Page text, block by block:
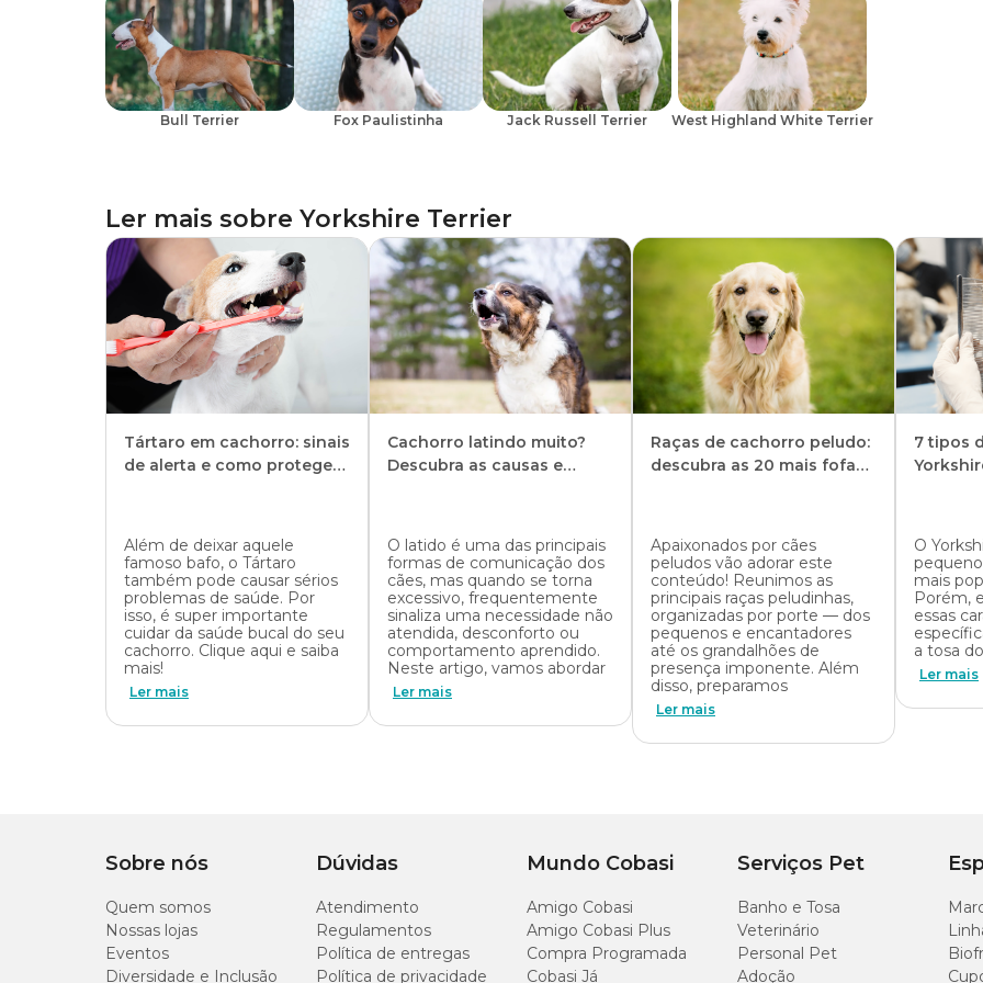
Bull Terrier Fox Paulistinha Jack Russell Terrier West Highland White Terrier
Ler mais sobre Yorkshire Terrier
Tártaro em cachorro: sinais
de alerta e como proteger
Além de deixar aquele
famoso bafo, o Tártaro
também pode causar sérios
problemas de saúde. Por
isso, é super importante
cuidar da saúde bucal do seu
cachorro. Clique aqui e saiba
mais!
Ler mais
Cachorro latindo muito?
Descubra as causas e
O latido é uma das principais
formas de comunicação dos
cães, mas quando se torna
excessivo, frequentemente
sinaliza uma necessidade não
atendida, desconforto ou
comportamento aprendido.
Neste artigo, vamos abordar
Ler mais
Raças de cachorro peludo:
descubra as 20 mais fofas
Apaixonados por cães
peludos vão adorar este
conteúdo! Reunimos as
principais raças peludinhas,
organizadas por porte — dos
pequenos e encantadores
até os grandalhões de
presença imponente. Além
disso, preparamos
Ler mais
7 tipos
O
mais
Porém,
essas
a tosa
Ler mais
Sobre nós
Quem somos
Nossas lojas
Eventos
Diversidade e Inclusão
Dúvidas
Atendimento
Regulamentos
Política de entregas
Política de privacidade
Mundo Cobasi
Amigo Cobasi
Amigo Cobasi Plus
Compra Programada
Cobasi Já
Serviços Pet
Banho e Tosa
Veterinário
Personal Pet
Adoção